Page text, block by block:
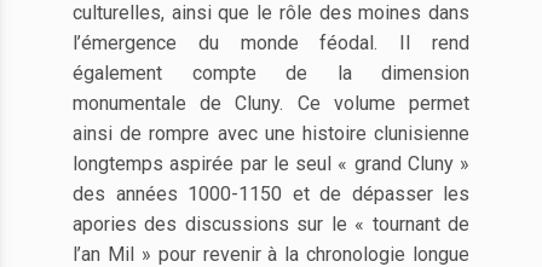
culturelles, ainsi que le rôle des moines dans
l’émergence du monde féodal. Il rend
également compte de la dimension
monumentale de Cluny. Ce volume permet
ainsi de rompre avec une histoire clunisienne
longtemps aspirée par le seul « grand Cluny »
des années 1000-1150 et de dépasser les
apories des discussions sur le « tournant de
l’an Mil » pour revenir à la chronologie longue